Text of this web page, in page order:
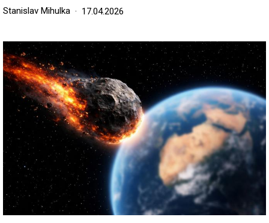
Stanislav Mihulka 17.04.2026
Image